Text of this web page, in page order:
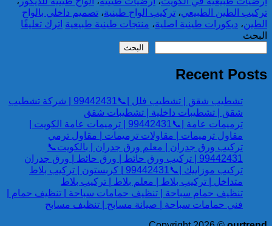
تركيب الطين الطبيعي، تركيب الواح طينية، تصميم داخلي بالواح
الطين، ديكورات طينية اصلية، منتجات طينية طبيعية اترك تعليقًا
البحث
البحث
Recent Posts
تشطيب شقق | تشطيب فلل |📞99442431 | شركة تشطيب
شقق | تشطيبات داخلية | تشطيبات شقق
ترميمات عامة |📞99442431 | ترميمات عامة الكويت |
مقاول ترميمات | مقاولات ترميمات | مقاول ترمي
تركيب ورق جدران | معلم ورق جدران | بالكويت📞
99442431 | تركيب ورق حائط | ورق حائط | ورق جدران
تركيب موزاييك |📞99442431 | كربستون | تركيب بلاط
متداخل | تركيب بلاط | معلم بلاط | تركيب بلاط
تنظيف حمام سباحة | تنظيف حمامات سباحة | تنظيف حمام |
فني حمامات سباحة | صيانة مسابح | تنظيف مسابح